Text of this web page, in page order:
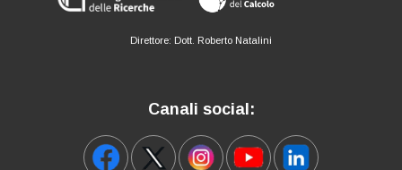
Direttore: Dott. Roberto Natalini
Canali social: